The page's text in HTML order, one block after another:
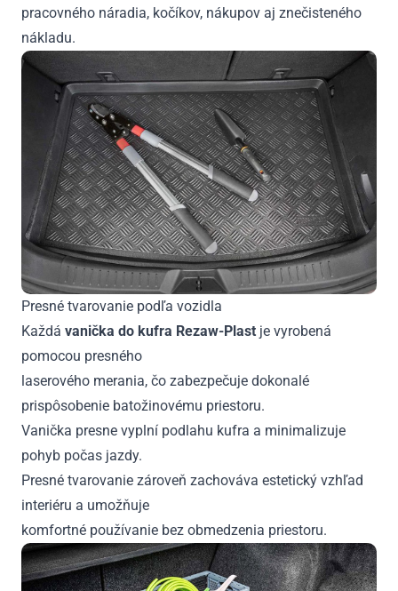
pracovného náradia, kočíkov, nákupov aj znečisteného
nákladu.
Presné tvarovanie podľa vozidla
Každá vanička do kufra Rezaw-Plast je vyrobená
pomocou presného
laserového merania, čo zabezpečuje dokonalé
prispôsobenie batožinovému priestoru.
Vanička presne vyplní podlahu kufra a minimalizuje
pohyb počas jazdy.
Presné tvarovanie zároveň zachováva estetický vzhľad
interiéru a umožňuje
komfortné používanie bez obmedzenia priestoru.